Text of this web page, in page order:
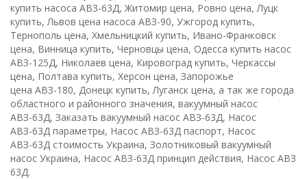
купить насоса АВЗ-63Д, Житомир цена, Ровно цена, Луцк
купить, Львов цена насоса АВЗ-90, Ужгород купить,
Тернополь цена, Хмельницкий купить, Ивано-Франковск
цена, Винница купить, Черновцы цена, Одесса купить насос
АВЗ-125Д, Николаев цена, Кировоград купить, Черкассы
цена, Полтава купить, Херсон цена, Запорожье
цена АВЗ-180, Донецк купить, Луганск цена, а так же города
областного и районного значения, вакуумный насос
АВЗ-63Д, Заказать вакуумный насос АВЗ-63Д, Насос
АВЗ-63Д параметры, Насос АВЗ-63Д паспорт, Насос
АВЗ-63Д стоимость Украина, Золотниковый вакуумный
насос Украина, Насос АВЗ-63Д принцип действия, Насос АВЗ
63Д.